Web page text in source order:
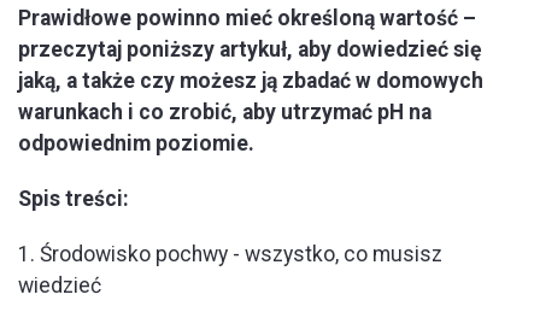
Prawidłowe powinno mieć określoną wartość –
przeczytaj poniższy artykuł, aby dowiedzieć się
jaką, a także czy możesz ją zbadać w domowych
warunkach i co zrobić, aby utrzymać pH na
odpowiednim poziomie.
Spis treści:
1. Środowisko pochwy - wszystko, co musisz
wiedzieć